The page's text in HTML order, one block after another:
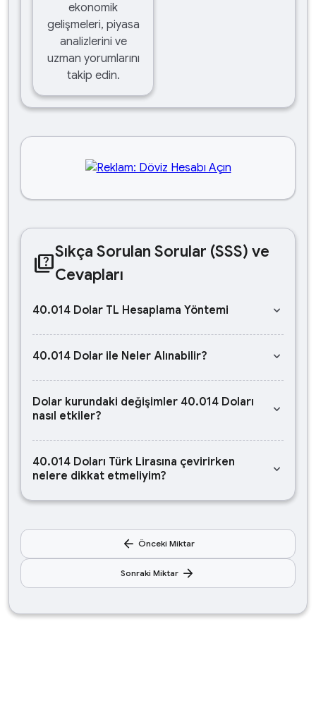
ekonomik
gelişmeleri, piyasa
analizlerini ve
uzman yorumlarını
takip edin.
quizSıkça Sorulan Sorular (SSS) ve
Cevapları
40.014 Dolar TL Hesaplama Yöntemi keyboard_arrow_down
40.014 Dolar ile Neler Alınabilir? keyboard_arrow_down
Dolar kurundaki değişimler 40.014 Doları
nasıl etkiler?
keyboard_arrow_down
40.014 Doları Türk Lirasına çevirirken
nelere dikkat etmeliyim?
keyboard_arrow_down
arrow_back Önceki Miktar
Sonraki Miktar arrow_forward